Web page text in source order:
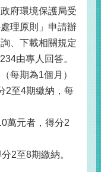
府環境保護局受
理原則」申請辦
、下載相關規定
由專人回答。
每期為1個月）
2至4期繳納，每
萬元者，得分2
2至8期繳納。